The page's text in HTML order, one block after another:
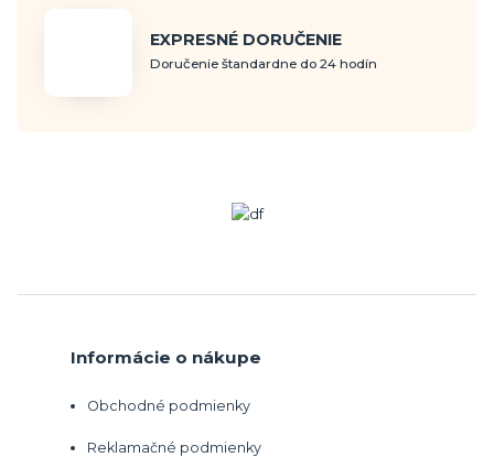
EXPRESNÉ DORUČENIE
Doručenie štandardne do 24 hodín
Informácie o nákupe
Obchodné podmienky
Reklamačné podmienky